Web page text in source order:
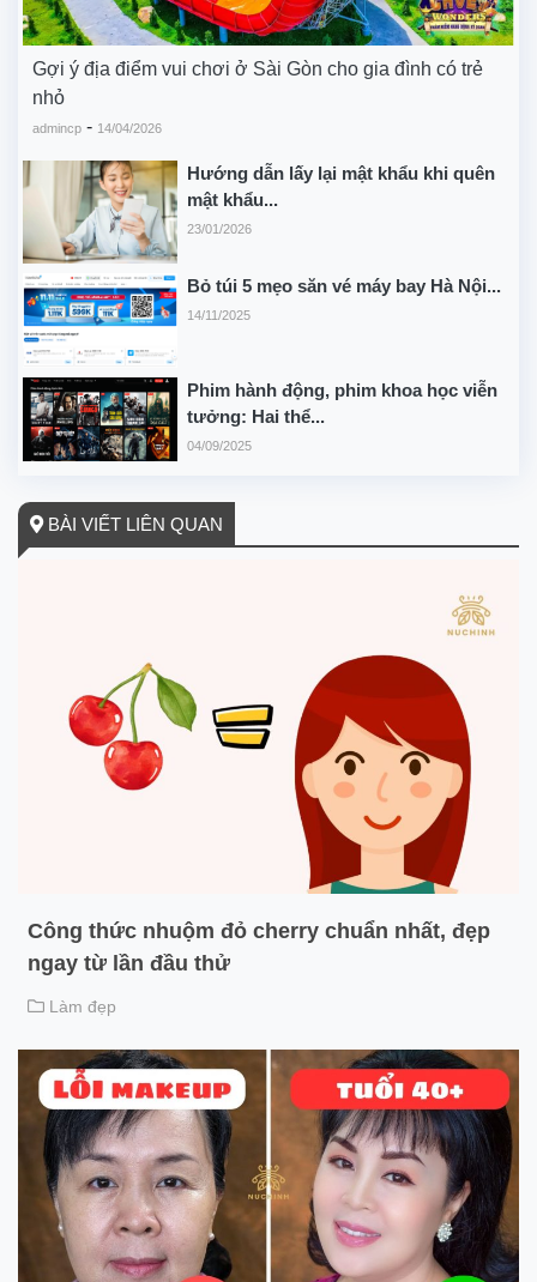
Gợi ý địa điểm vui chơi ở Sài Gòn cho gia đình có trẻ
nhỏ
admincp - 14/04/2026
Hướng dẫn lấy lại mật khẩu khi quên
mật khẩu...
23/01/2026
Bỏ túi 5 mẹo săn vé máy bay Hà Nội...
14/11/2025
Phim hành động, phim khoa học viễn
tưởng: Hai thể...
04/09/2025
BÀI VIẾT LIÊN QUAN
Công thức nhuộm đỏ cherry chuẩn nhất, đẹp
ngay từ lần đầu thử
Làm đẹp